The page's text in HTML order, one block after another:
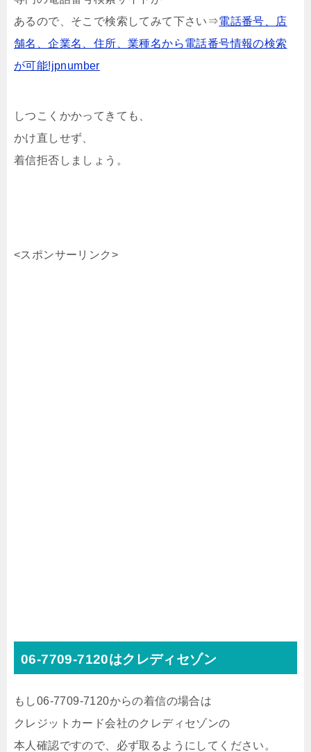
あるので、そこで検索してみて下さい⇒電話番号、店
舗名、企業名、住所、業種名から電話番号情報の検索
が可能!jpnumber
しつこくかかってきても、
かけ直しせず、
着信拒否しましょう。
<スポンサーリンク>
06-7709-7120はクレディセゾン
もし06-7709-7120からの着信の場合は
クレジットカード会社のクレディセゾンの
本人確認ですので、必ず取るようにしてください。